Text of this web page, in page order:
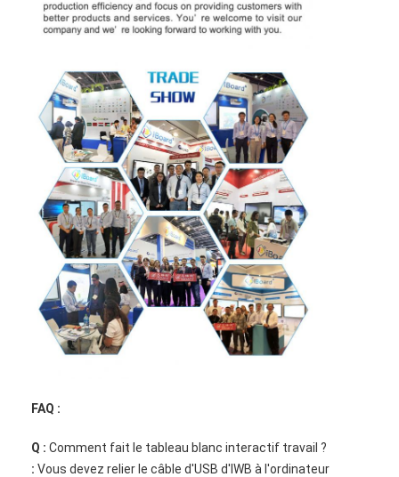
FAQ :
Q :Comment fait le tableau blanc interactif travail ?
:Vous devez relier le câble d'USB d'IWB à l'ordinateur